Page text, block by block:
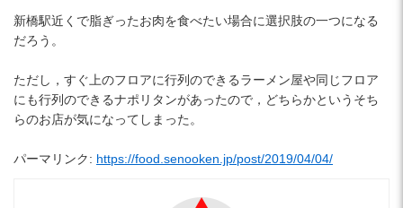
新橋駅近くで脂ぎったお肉を食べたい場合に選択肢の一つになる
だろう。
ただし，すぐ上のフロアに行列のできるラーメン屋や同じフロア
にも行列のできるナポリタンがあったので，どちらかというそち
らのお店が気になってしまった。
パーマリンク: https://food.senooken.jp/post/2019/04/04/